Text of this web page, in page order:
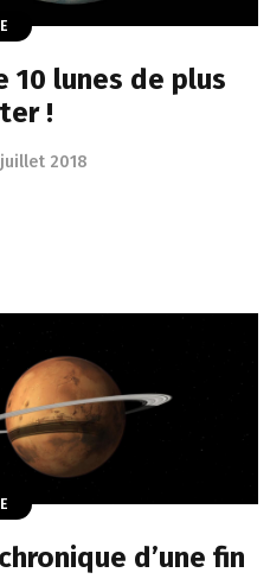
10 lunes de plus
!
juillet 2018
d’une fin